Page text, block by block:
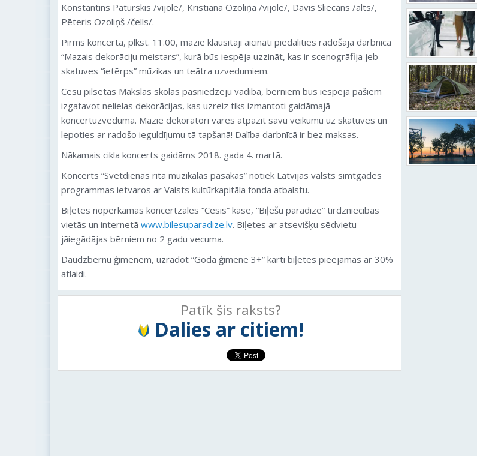
Konstantīns Paturskis /vijole/, Kristiāna Ozoliņa /vijole/, Dāvis Sliecāns /alts/,
Pēteris Ozoliņš /čells/.
Pirms koncerta, plkst. 11.00, mazie klausītāji aicināti piedalīties radošajā darbnīcā
“Mazais dekorāciju meistars”, kurā būs iespēja uzzināt, kas ir scenogrāfija jeb
skatuves “ietērps” mūzikas un teātra uzvedumiem.
Cēsu pilsētas Mākslas skolas pasniedzēju vadībā, bērniem būs iespēja pašiem
izgatavot nelielas dekorācijas, kas uzreiz tiks izmantoti gaidāmajā
koncertuzvedumā. Mazie dekoratori varēs atpazīt savu veikumu uz skatuves un
lepoties ar radošo ieguldījumu tā tapšanā! Dalība darbnīcā ir bez maksas.
Nākamais cikla koncerts gaidāms 2018. gada 4. martā.
Koncerts “Svētdienas rīta muzikālās pasakas” notiek Latvijas valsts simtgades
programmas ietvaros ar Valsts kultūrkapitāla fonda atbalstu.
Biļetes nopērkamas koncertzāles “Cēsis” kasē, “Biļešu paradīze” tirdzniecības
vietās un internetā www.bilesuparadize.lv. Biļetes ar atsevišķu sēdvietu
jāiegādājas bērniem no 2 gadu vecuma.
Daudzbērnu ģimenēm, uzrādot “Goda ģimene 3+” karti biļetes pieejamas ar 30%
atlaidi.
Patīk šis raksts?
Dalies ar citiem!